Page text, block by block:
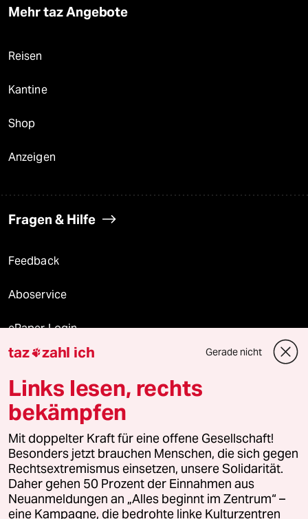
Mehr taz Angebote
Reisen
Kantine
Shop
Anzeigen
Fragen & Hilfe
Feedback
Aboservice
ePaper Login
Downloads für Abonnierende
© 2026 taz Verlags und Vertriebs GmbH
Alle Rechte vorbehalten. Bei rechtlichen Fragen oder für Genehmigungen
wenden Sie sich bitte an
lizenzen@taz.de
Feedback Redaktionsstatut Kommune-Richtlinien
taz zahl ich Gerade nicht
Links lesen, rechts
bekämpfen
Mit doppelter Kraft für eine offene Gesellschaft!
Besonders jetzt brauchen Menschen, die sich gegen
Rechtsextremismus einsetzen, unsere Solidarität.
Daher gehen 50 Prozent der Einnahmen aus
Neuanmeldungen an „Alles beginnt im Zentrum“ –
eine Kampagne, die bedrohte linke Kulturzentren